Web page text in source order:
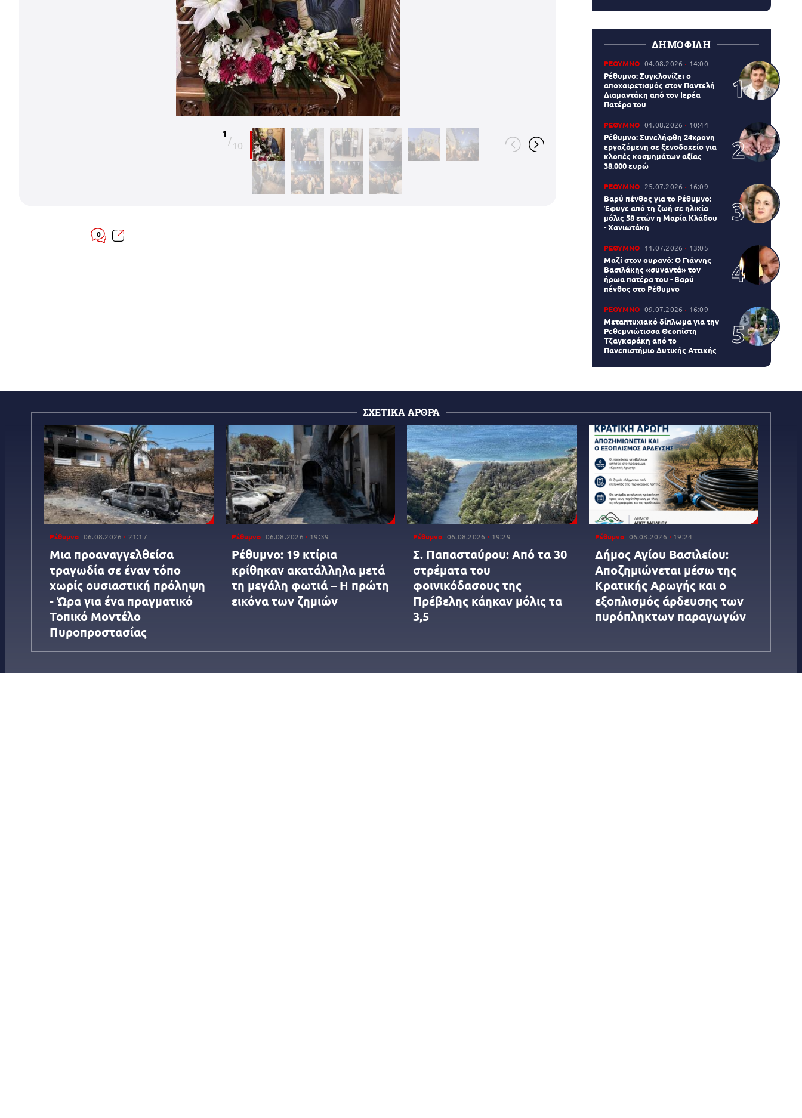
1
/10
0
ΔΗΜΟΦΙΛΗ
ΡΕΘΥΜΝΟ 04.08.2026 14:00
Ρέθυμνο: Συγκλονίζει ο
αποχαιρετισμός στον Παντελή
Διαμαντάκη από τον Ιερέα
Πατέρα του
ΡΕΘΥΜΝΟ 01.08.2026 10:44
Ρέθυμνο: Συνελήφθη 24χρονη
εργαζόμενη σε ξενοδοχείο για
κλοπές κοσμημάτων αξίας
38.000 ευρώ
ΡΕΘΥΜΝΟ 25.07.2026 16:09
Βαρύ πένθος για το Ρέθυμνο:
Έφυγε από τη ζωή σε ηλικία
μόλις 58 ετών η Μαρία Κλάδου
- Χανιωτάκη
ΡΕΘΥΜΝΟ 11.07.2026 13:05
Μαζί στον ουρανό: Ο Γιάννης
Βασιλάκης «συναντά» τον
ήρωα πατέρα του - Βαρύ
πένθος στο Ρέθυμνο
ΡΕΘΥΜΝΟ 09.07.2026 16:09
Μεταπτυχιακό δίπλωμα για την
Ρεθεμνιώτισσα Θεοπίστη
Τζαγκαράκη από το
Πανεπιστήμιο Δυτικής Αττικής
ΣΧΕΤΙΚΑ ΑΡΘΡΑ
Ρέθυμνο 06.08.2026 21:17
Μια προαναγγελθείσα
τραγωδία σε έναν τόπο
χωρίς ουσιαστική πρόληψη
- Ώρα για ένα πραγματικό
Τοπικό Μοντέλο
Πυροπροστασίας
Ρέθυμνο 06.08.2026 19:39
Ρέθυμνο: 19 κτίρια
κρίθηκαν ακατάλληλα μετά
τη μεγάλη φωτιά – Η πρώτη
εικόνα των ζημιών
Ρέθυμνο 06.08.2026 19:29
Σ. Παπασταύρου: Από τα 30
στρέματα του
φοινικόδασους της
Πρέβελης κάηκαν μόλις τα
3,5
Ρέθυμνο 06.08.2026 19:24
Δήμος Αγίου Βασιλείου:
Αποζημιώνεται μέσω της
Κρατικής Αρωγής και ο
εξοπλισμός άρδευσης των
πυρόπληκτων παραγωγών